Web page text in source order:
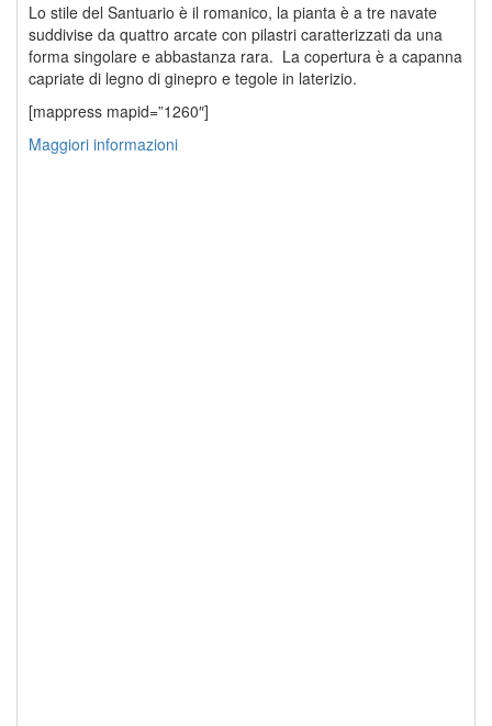
Lo stile del Santuario è il romanico, la pianta è a tre navate
suddivise da quattro arcate con pilastri caratterizzati da una
forma singolare e abbastanza rara. La copertura è a capanna
capriate di legno di ginepro e tegole in laterizio.
[mappress mapid=”1260″]
Maggiori informazioni